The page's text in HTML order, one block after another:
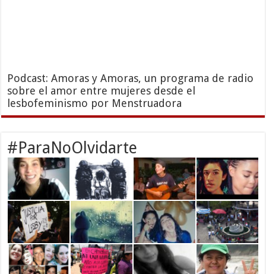
Podcast: Amoras y Amoras, un programa de radio
sobre el amor entre mujeres desde el
lesbofeminismo por Menstruadora
#ParaNoOlvidarte